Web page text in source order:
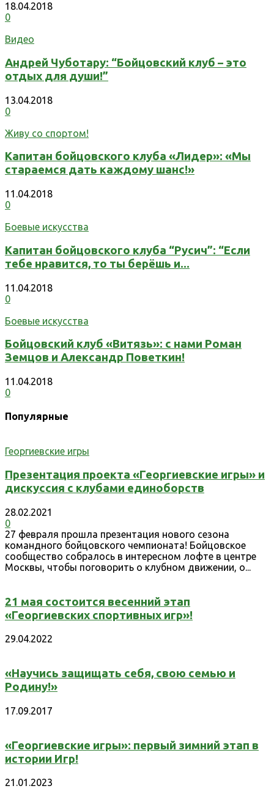
18.04.2018
0
Видео
Андрей Чуботару: “Бойцовский клуб – это
отдых для души!”
13.04.2018
0
Живу со спортом!
Капитан бойцовского клуба «Лидер»: «Мы
стараемся дать каждому шанс!»
11.04.2018
0
Боевые искусства
Капитан бойцовского клуба “Русич”: “Если
тебе нравится, то ты берёшь и...
11.04.2018
0
Боевые искусства
Бойцовский клуб «Витязь»: с нами Роман
Земцов и Александр Поветкин!
11.04.2018
0
Популярные
Георгиевские игры
Презентация проекта «Георгиевские игры» и
дискуссия с клубами единоборств
28.02.2021
0
27 февраля прошла презентация нового сезона
командного бойцовского чемпионата! Бойцовское
сообщество собралось в интересном лофте в центре
Москвы, чтобы поговорить о клубном движении, о...
21 мая состоится весенний этап
«Георгиевских спортивных игр»!
29.04.2022
«Научись защищать себя, свою семью и
Родину!»
17.09.2017
«Георгиевские игры»: первый зимний этап в
истории Игр!
21.01.2023